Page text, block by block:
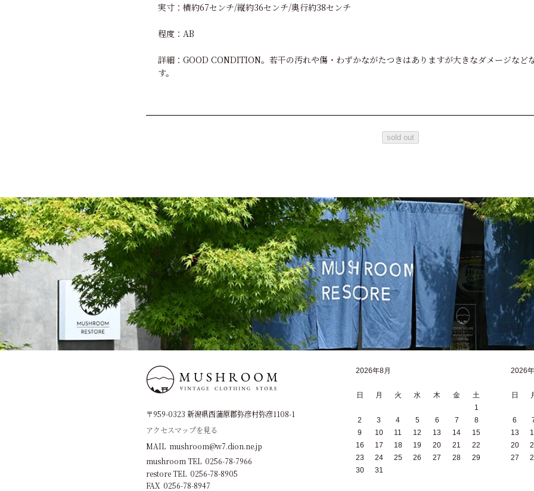
実寸：横約67センチ/縦約36センチ/奥行約38センチ
程度：AB
詳細：GOOD CONDITION。若干の汚れや傷・わずかながたつきはありますが大きなダメージなど
す。
sold out
〒959-0323 新潟県西蒲原郡弥彦村弥彦1108-1
アクセスマップを見る
MAIL mushroom@w7.dion.ne.jp
mushroom TEL 0256-78-7966
restore TEL 0256-78-8905
FAX 0256-78-8947
2026年8月
日 月 火 水 木 金
土
1
2
3 4 5 6 7
8
9
10 11 12 13 14
15
16
17 18 19 20 21
22
23
24 25 26 27 28
29
30
31
2026
日
6
13
20
27